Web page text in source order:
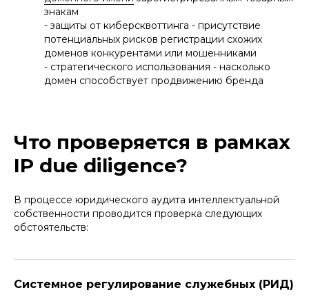
знакам
- защиты от киберсквоттинга - присутствие
потенциальных рисков регистрации схожих
доменов конкурентами или мошенниками
- стратегического использования - насколько
домен способствует продвижению бренда
Что проверяется в рамках
IP due diligence?
В процессе юридического аудита интеллектуальной
собственности проводится проверка следующих
обстоятельств:
Системное регулирование служебных (РИД)